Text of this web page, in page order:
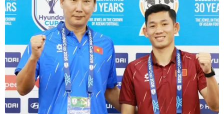
Hàn Quốc áp dụng mô hình sống chung
với dịch khi tỷ lệ tiêm đạt 80%
10/09/2021 04:29
Khoảng thời gian phù hợp để Hàn Quốc áp dụng mô